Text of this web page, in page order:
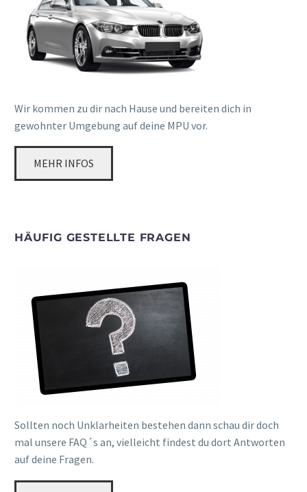
Wir kommen zu dir nach Hause und bereiten dich in
gewohnter Umgebung auf deine MPU vor.
MEHR INFOS
HÄUFIG GESTELLTE FRAGEN
Sollten noch Unklarheiten bestehen dann schau dir doch
mal unsere FAQ´s an, vielleicht findest du dort Antworten
auf deine Fragen.